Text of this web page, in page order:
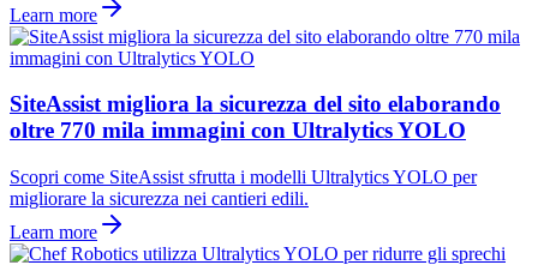
Learn more
SiteAssist migliora la sicurezza del sito elaborando
oltre 770 mila immagini con Ultralytics YOLO
Scopri come SiteAssist sfrutta i modelli Ultralytics YOLO per
migliorare la sicurezza nei cantieri edili.
Learn more